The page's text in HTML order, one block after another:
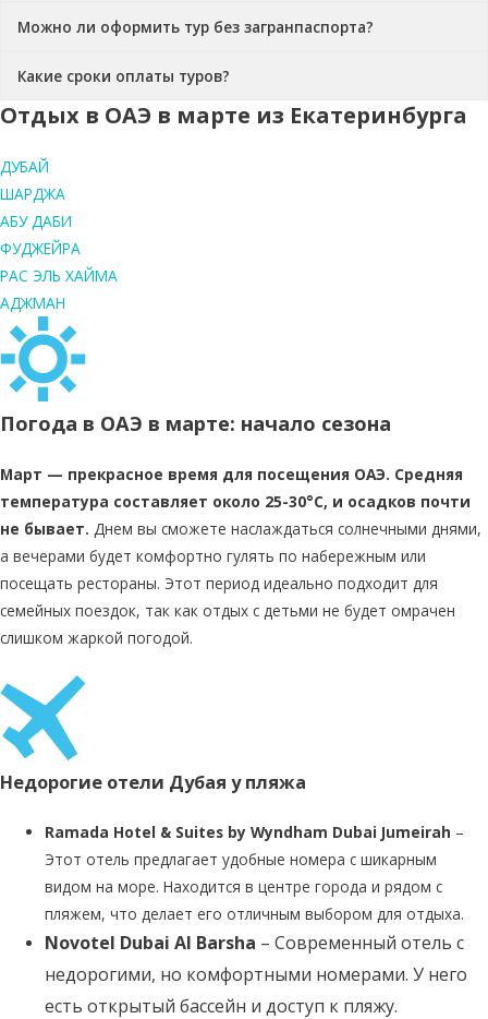
Можно ли оформить тур без загранпаспорта?
Какие сроки оплаты туров?
Отдых в ОАЭ в марте из Екатеринбурга
ДУБАЙ
ШАРДЖА
АБУ ДАБИ
ФУДЖЕЙРА
РАС ЭЛЬ ХАЙМА
АДЖМАН
Погода в ОАЭ в марте: начало сезона
Март — прекрасное время для посещения ОАЭ. Средняя
температура составляет около 25-30°C, и осадков почти
не бывает. Днем вы сможете наслаждаться солнечными днями,
а вечерами будет комфортно гулять по набережным или
посещать рестораны. Этот период идеально подходит для
семейных поездок, так как отдых с детьми не будет омрачен
слишком жаркой погодой.
Недорогие отели Дубая у пляжа
Ramada Hotel & Suites by Wyndham Dubai Jumeirah –
Этот отель предлагает удобные номера с шикарным
видом на море. Находится в центре города и рядом с
пляжем, что делает его отличным выбором для отдыха.
Novotel Dubai Al Barsha – Современный отель с
недорогими, но комфортными номерами. У него
есть открытый бассейн и доступ к пляжу.